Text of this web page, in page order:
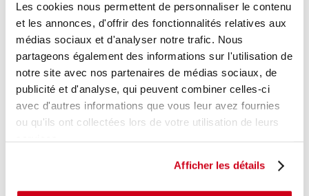
Les cookies nous permettent de personnaliser le contenu
et les annonces, d'offrir des fonctionnalités relatives aux
médias sociaux et d'analyser notre trafic. Nous
partageons également des informations sur l'utilisation de
notre site avec nos partenaires de médias sociaux, de
publicité et d'analyse, qui peuvent combiner celles-ci
avec d'autres informations que vous leur avez fournies
ou qu'ils ont collectées lors de votre utilisation de leurs
Afficher les détails
CONTACTEZ NOUS !
Nous sommes ouverts du
lundi au vendredi de 9h à